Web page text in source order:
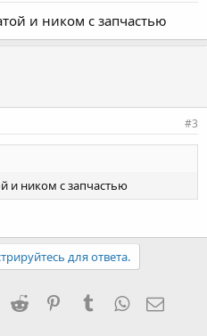
и ником с запчастью
#3
и ником с запчастью
для ответа.
Reddit PinterestTumblrWhatsApp